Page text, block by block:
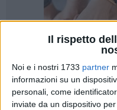
Il rispetto
Noi e i nostri 1733 partner
informazioni su un
personali, come
inviate da un dispositivo